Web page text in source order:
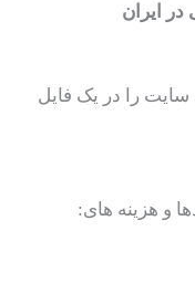
ایران
را در یک فایل
و هزینه های: